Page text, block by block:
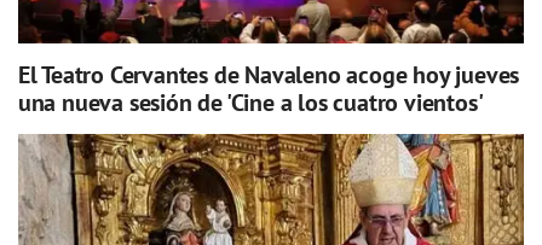
El Teatro Cervantes de Navaleno acoge hoy jueves
una nueva sesión de 'Cine a los cuatro vientos'